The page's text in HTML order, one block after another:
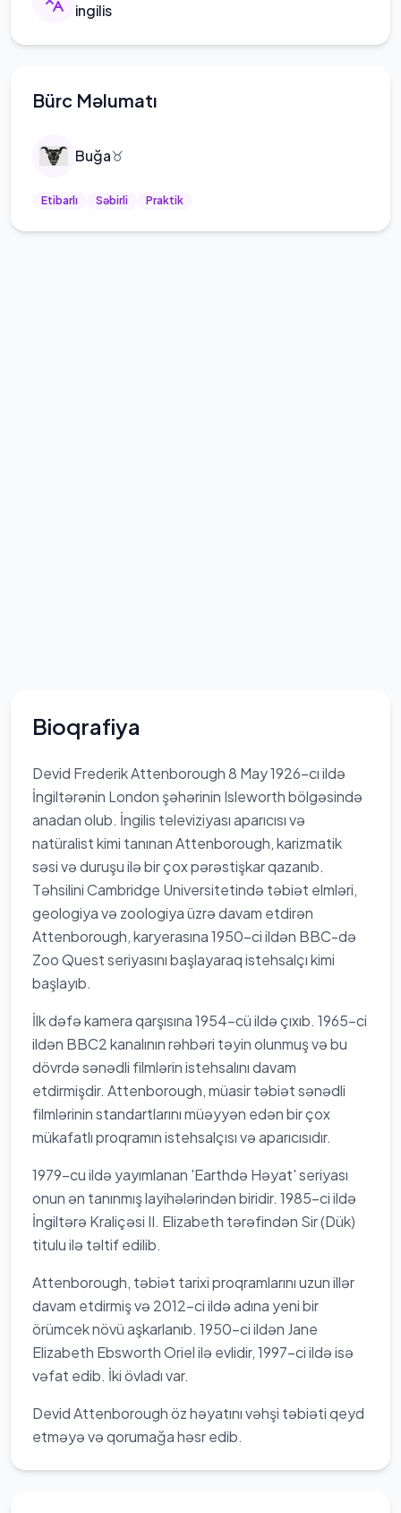
ingilis
Bürc Məlumatı
Buğa♉
Etibarlı Səbirli Praktik
Bioqrafiya
Devid Frederik Attenborough 8 May 1926-cı ildə
İngiltərənin London şəhərinin Isleworth bölgəsində
anadan olub. İngilis televiziyası aparıcısı və
natüralist kimi tanınan Attenborough, karizmatik
səsi və duruşu ilə bir çox pərəstişkar qazanıb.
Təhsilini Cambridge Universitetində təbiət elmləri,
geologiya və zoologiya üzrə davam etdirən
Attenborough, karyerasına 1950-ci ildən BBC-də
Zoo Quest seriyasını başlayaraq istehsalçı kimi
başlayıb.
İlk dəfə kamera qarşısına 1954-cü ildə çıxıb. 1965-ci
ildən BBC2 kanalının rəhbəri təyin olunmuş və bu
dövrdə sənədli filmlərin istehsalını davam
etdirmişdir. Attenborough, müasir təbiət sənədli
filmlərinin standartlarını müəyyən edən bir çox
mükafatlı proqramın istehsalçısı və aparıcısıdır.
1979-cu ildə yayımlanan 'Earthdə Həyat' seriyası
onun ən tanınmış layihələrindən biridir. 1985-ci ildə
İngiltərə Kraliçəsi II. Elizabeth tərəfindən Sir (Dük)
titulu ilə təltif edilib.
Attenborough, təbiət tarixi proqramlarını uzun illər
davam etdirmiş və 2012-ci ildə adına yeni bir
örümcek növü aşkarlanıb. 1950-ci ildən Jane
Elizabeth Ebsworth Oriel ilə evlidir, 1997-ci ildə isə
vəfat edib. İki övladı var.
Devid Attenborough öz həyatını vəhşi təbiəti qeyd
etməyə və qorumağa həsr edib.